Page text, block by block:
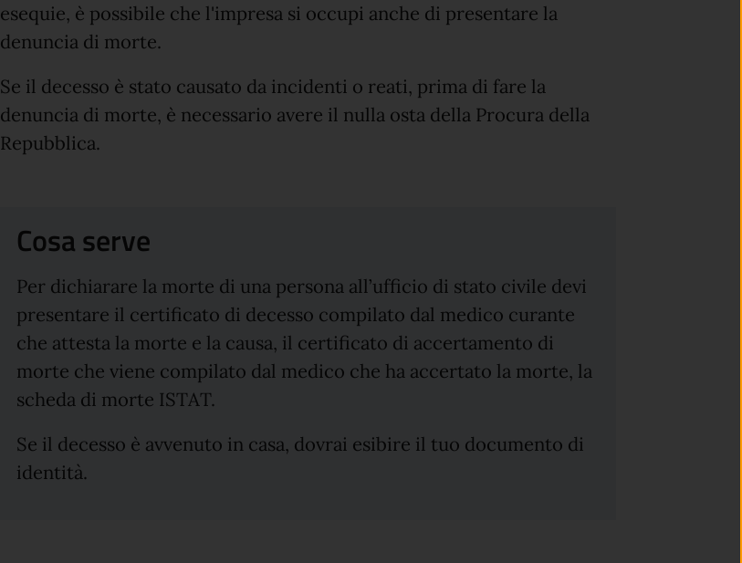
esequie, è possibile che l'impresa si occupi anche di presentare la
denuncia di morte.
Se il decesso è stato causato da incidenti o reati, prima di fare la
denuncia di morte, è necessario avere il nulla osta della Procura della
Repubblica.
Cosa serve
Per dichiarare la morte di una persona all’ufficio di stato civile devi
presentare il certificato di decesso compilato dal medico curante
che attesta la morte e la causa, il certificato di accertamento di
morte che viene compilato dal medico che ha accertato la morte, la
scheda di morte ISTAT.
Se il decesso è avvenuto in casa, dovrai esibire il tuo documento di
identità.